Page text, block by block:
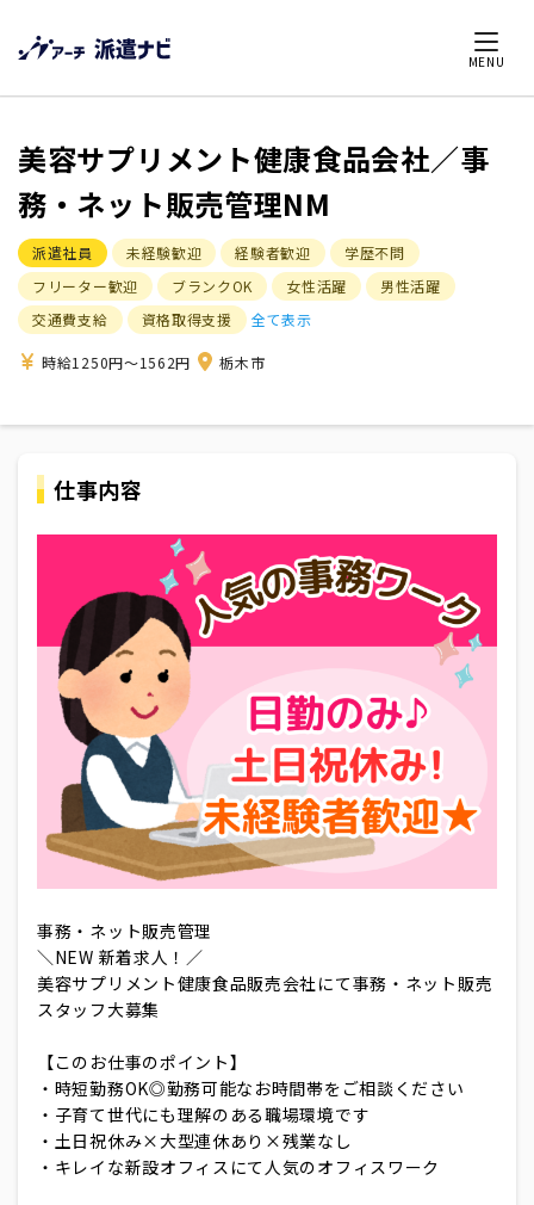
MENU
美容サプリメント健康食品会社／事
務・ネット販売管理NM
派遣社員 未経験歓迎 経験者歓迎
学歴不問
フリーター歓迎
ブランクOK 女性活躍
男性活躍
交通費支給
資格取得支援 全て表示
時給1250円～1562円 栃木市
仕事内容
事務・ネット販売管理
＼NEW 新着求人！／
美容サプリメント健康食品販売会社にて事務・ネット販売
スタッフ大募集
【このお仕事のポイント】
・時短勤務OK◎勤務可能なお時間帯をご相談ください
・子育て世代にも理解のある職場環境です
・土日祝休み×大型連休あり×残業なし
・キレイな新設オフィスにて人気のオフィスワーク